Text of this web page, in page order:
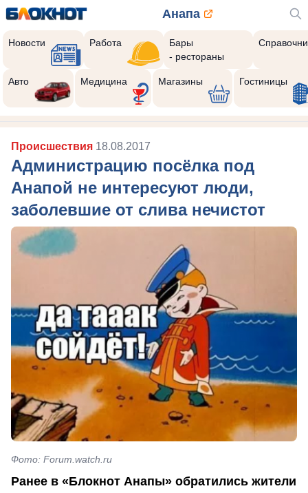
Анапа
Новости Работа
Бары
- рестораны
Авто Медицина Магазины Гостиницы
Происшествия 18.08.2017
Администрацию посёлка под
Анапой не интересуют люди,
заболевшие от слива нечистот
Фото: Forum.watch.ru
Ранее в «Блокнот Анапы» обратились жители